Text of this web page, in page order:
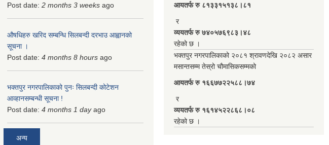
Post date: 2 months 3 weeks ago
औषधिहरु खरिद सम्बन्धि सिलबन्दी दरभाउ आह्वानको
सूचना ।
Post date: 4 months 8 hours ago
भक्तपुर नगरपालिकाको पुनः सिलबन्दी कोटेशन
आव्हानसम्बन्धी सूचना !
Post date: 4 months 1 dayago
अन्य
आयतर्फ रु‌ ८१३३१५१३८।८१
र
व्ययतर्फ रु ७४०५७६९८३।४८
रहेको छ ।
भक्तपुर नगरपालिकाको २०८१ श्रावणदेखि २०८२ असार
मसान्तसम्म तेस्रो चौमासिकसम्मको
आयतर्फ रु‌ १६६७७२२५८८।७४
र
व्ययतर्फ रु १६१४५२२८६८।०८
रहेको छ ।